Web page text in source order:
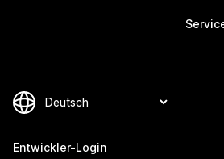
Entwickler-Login